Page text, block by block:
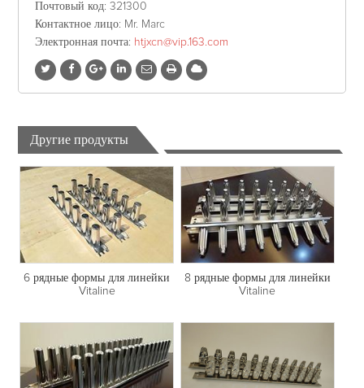
Почтовый код: 321300
Контактное лицо: Mr. Marc
Электронная почта: htjxcn@vip.163.com
Другие продукты
6 рядные формы для линейки
Vitaline
8 рядные формы для линейки
Vitaline